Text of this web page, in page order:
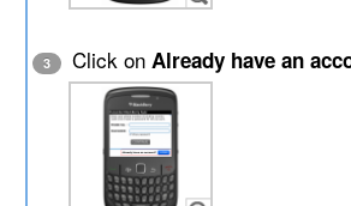
3 Click onAlready have an